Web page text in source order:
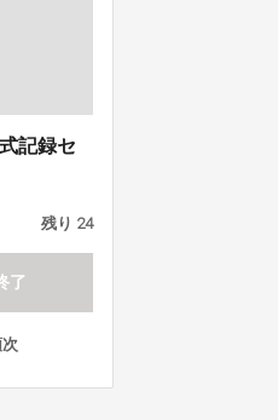
記録セ
残り 24
了